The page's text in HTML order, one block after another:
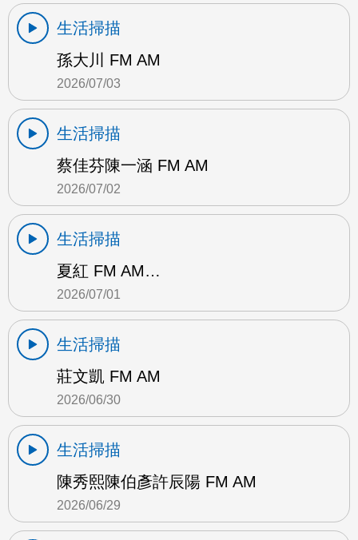
生活掃描
孫大川 FM AM
2026/07/03
生活掃描
蔡佳芬陳一涵 FM AM
2026/07/02
生活掃描
夏紅 FM AM…
2026/07/01
生活掃描
莊文凱 FM AM
2026/06/30
生活掃描
陳秀熙陳伯彥許辰陽 FM AM
2026/06/29